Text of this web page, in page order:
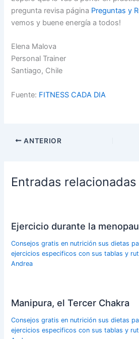
pregunta revisa página Preguntas y
vemos y buene energía a todos!
Elena Malova
Personal Trainer
Santiago, Chile
Fuente: FITNESS CADA DIA
ANTERIOR
Entradas relacionadas
Ejercicio durante la
Consejos gratis en nutrición sus dietas
ejercicios especificos con sus tablas y
Andrea
Manipura, el Tercer Chakra
Consejos gratis en nutrición sus dietas
ejercicios especificos con sus tablas y